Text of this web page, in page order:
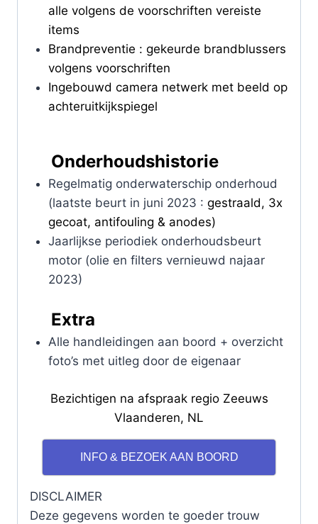
alle volgens de voorschriften vereiste
items
Brandpreventie : gekeurde brandblussers
volgens voorschriften
Ingebouwd camera netwerk met beeld op
achteruitkijkspiegel
Onderhoudshistorie
Regelmatig onderwaterschip onderhoud
(laatste beurt in juni 2023 : gestraald, 3x
gecoat, antifouling & anodes)
Jaarlijkse periodiek onderhoudsbeurt
motor (olie en filters vernieuwd najaar
2023)
Extra
Alle handleidingen aan boord + overzicht
foto’s met uitleg door de eigenaar
Bezichtigen na afspraak regio Zeeuws
Vlaanderen, NL
INFO & BEZOEK AAN BOORD
DISCLAIMER
Deze gegevens worden te goeder trouw